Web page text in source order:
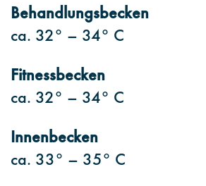
Behandlungsbecken
ca. 32° – 34° C
Fitnessbecken
ca. 32° – 34° C
Innenbecken
ca. 33° – 35° C